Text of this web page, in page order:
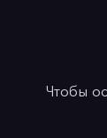
Чтобы